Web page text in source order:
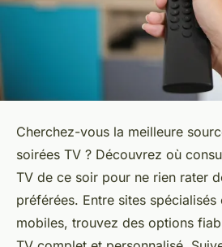
Cherchez-vous la meilleure
soirées TV ? Découvrez où
TV de ce soir pour ne rien rater
préférées. Entre sites
mobiles, trouvez des options